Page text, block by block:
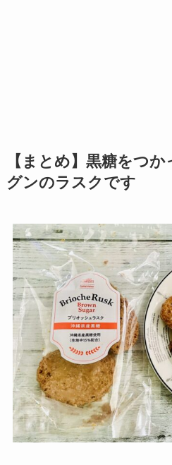
【まとめ】黒糖をつ
グンのラスクです